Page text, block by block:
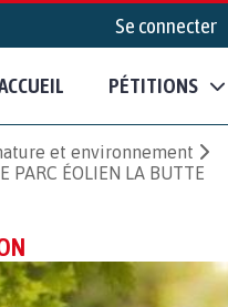
Se connecter
PÉTITIONS
et environnement
PARC ÉOLIEN LA BUTTE